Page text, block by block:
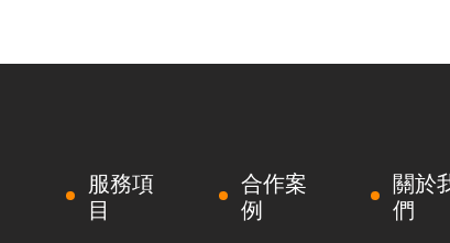
服務項
目
合作案
例
關於
們